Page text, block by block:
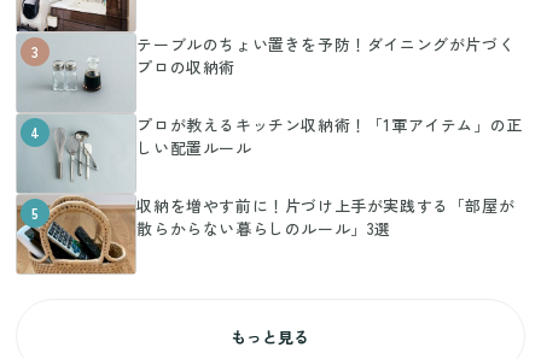
3
テーブルのちょい置きを予防！ダイニングが片づく
プロの収納術
4
プロが教えるキッチン収納術！「1軍アイテム」の正
しい配置ルール
5
収納を増やす前に！片づけ上手が実践する「部屋が
散らからない暮らしのルール」3選
もっと見る